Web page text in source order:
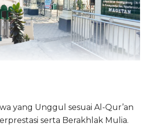
yang Unggul sesuai Al-Qur’an
serta Berakhlak Mulia.